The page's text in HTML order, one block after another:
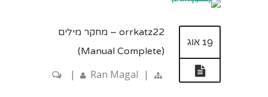
19 אוג
orrkatz22 – מחקר מילים
(Manual Complete)
Ran Magal |
|